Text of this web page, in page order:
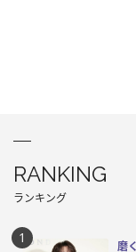
RANKING
ランキング
磨く